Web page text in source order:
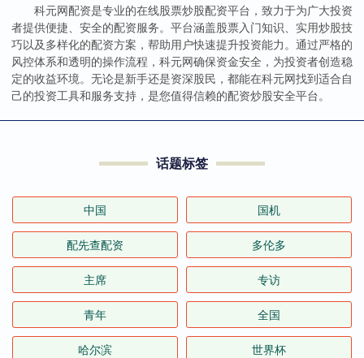
科元网配资是专业的在线股票炒股配资平台，致力于为广大投资
者提供便捷、安全的配资服务。平台涵盖股票入门知识、实用炒股技
巧以及多样化的配资方案，帮助用户快速提升投资能力。通过严格的
风控体系和透明的操作流程，科元网确保资金安全，为投资者创造稳
定的收益环境。无论是新手还是资深股民，都能在科元网找到适合自
己的投资工具和服务支持，是您值得信赖的配资炒股安全平台。
话题标签
中国 国机
配先查配资 多伦多
主席 专访
青年 全国
哈尔滨 世界杯